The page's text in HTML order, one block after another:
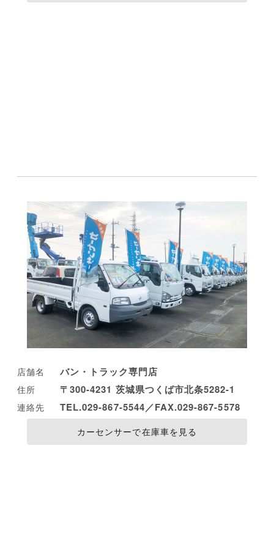
店舗名 バン・トラック専門店
住所 〒300-4231 茨城県つくば市北条5282-1
連絡先 TEL.029-867-5544／FAX.029-867-5578
カーセンサーで在庫車を見る